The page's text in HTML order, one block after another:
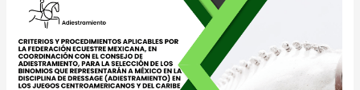
PROCEDIMIENTOS
APLICABLES
DE
ADIESTRAMIENTO